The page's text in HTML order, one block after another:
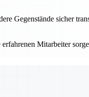
Gegenstände sicher
Mitarbeiter